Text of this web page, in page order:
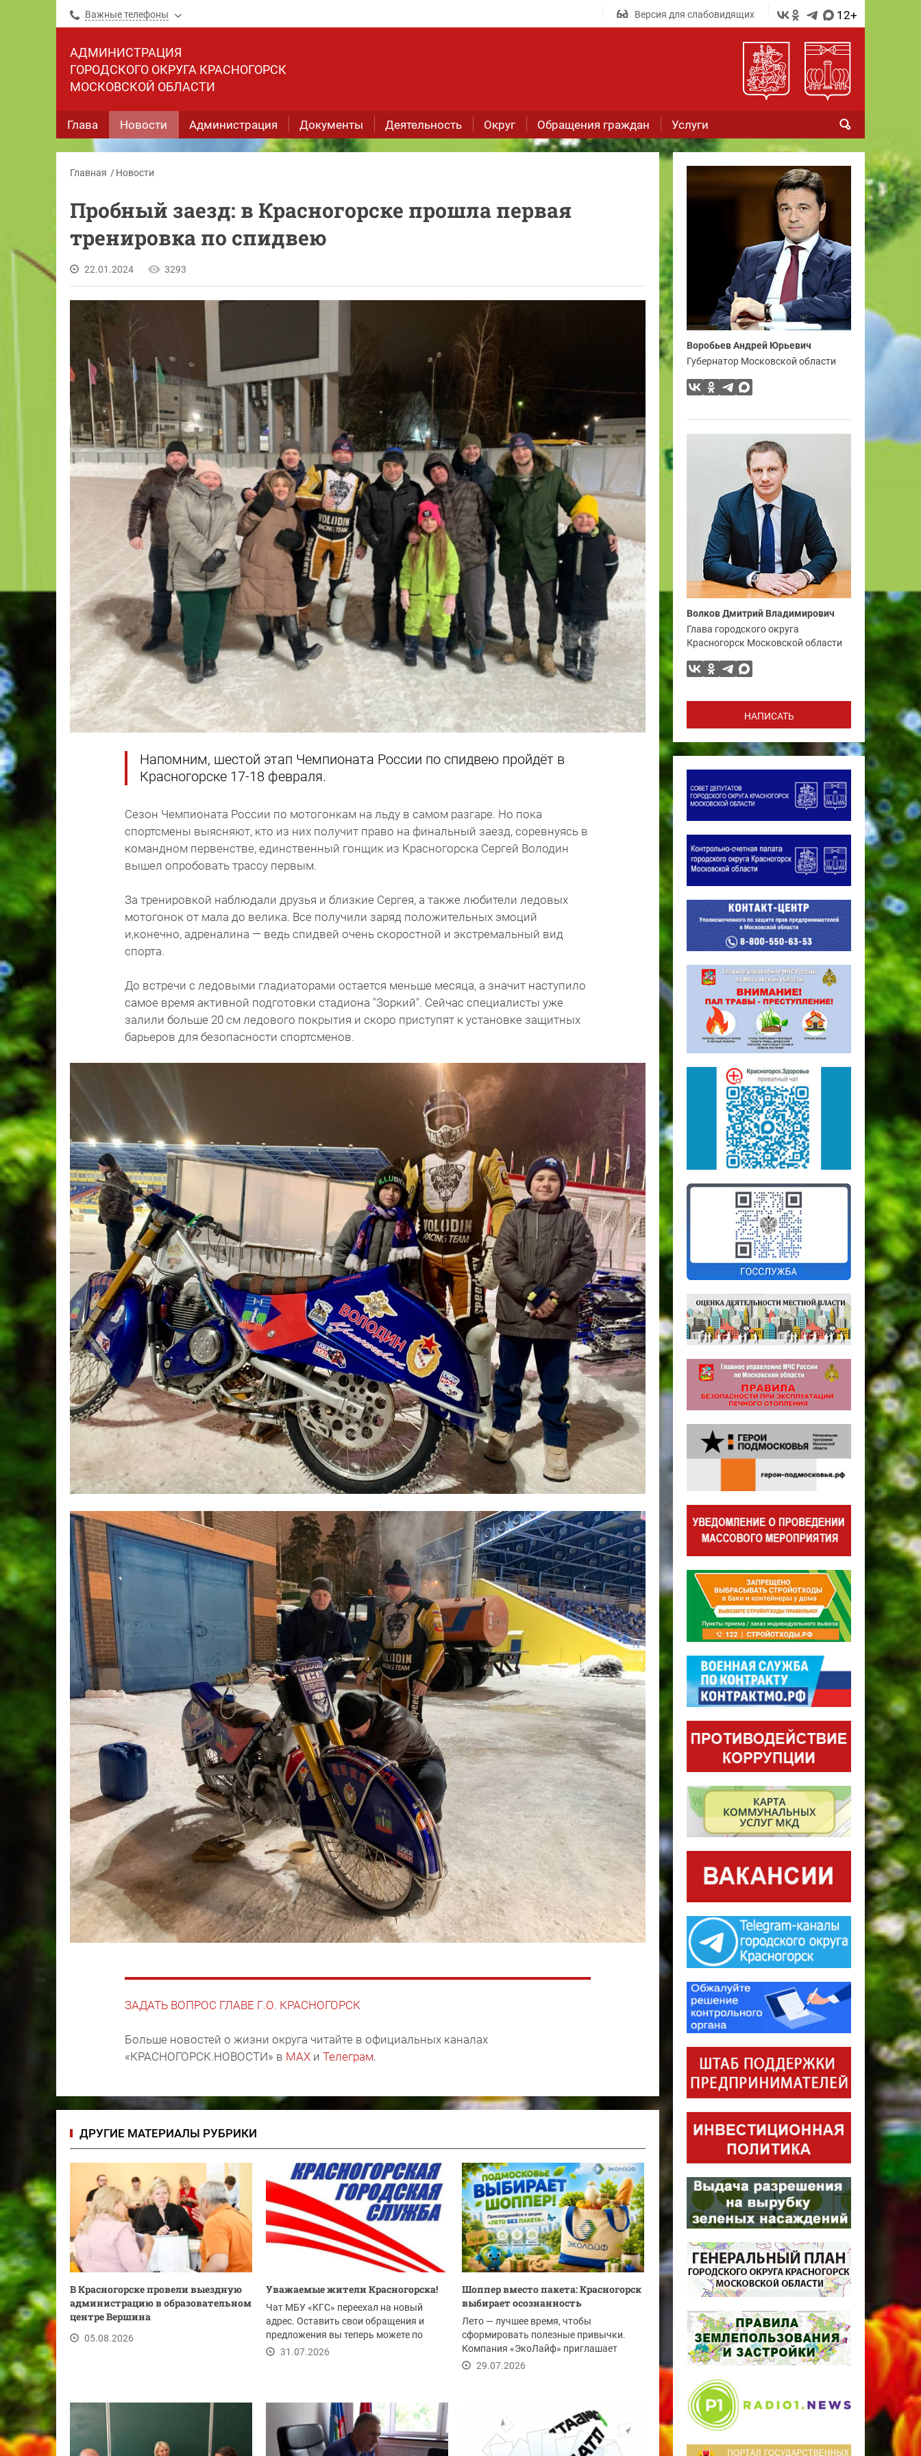
Важные телефоны Версия для слабовидящих 12+
АДМИНИСТРАЦИЯ
ГОРОДСКОГО ОКРУГА КРАСНОГОРСК
МОСКОВСКОЙ ОБЛАСТИ
Глава Новости Администрация Документы Деятельность Округ Обращения граждан Услуги
Главная Новости
Пробный заезд: в Красногорске прошла первая
тренировка по спидвею
22.01.2024 3293
Напомним, шестой этап Чемпионата России по спидвею пройдёт в
Красногорске 17-18 февраля.
Сезон Чемпионата России по мотогонкам на льду в самом разгаре. Но пока
спортсмены выясняют, кто из них получит право на финальный заезд, соревнуясь в
командном первенстве, единственный гонщик из Красногорска Сергей Володин
вышел опробовать трассу первым.
За тренировкой наблюдали друзья и близкие Сергея, а также любители ледовых
мотогонок от мала до велика. Все получили заряд положительных эмоций
и,конечно, адреналина — ведь спидвей очень скоростной и экстремальный вид
спорта.
До встречи с ледовыми гладиаторами остается меньше месяца, а значит наступило
самое время активной подготовки стадиона "Зоркий". Сейчас специалисты уже
залили больше 20 см ледового покрытия и скоро приступят к установке защитных
барьеров для безопасности спортсменов.
ЗАДАТЬ ВОПРОС ГЛАВЕ Г.О. КРАСНОГОРСК
Больше новостей о жизни округа читайте в официальных каналах
«КРАСНОГОРСК.НОВОСТИ» в MAX и Телеграм.
ДРУГИЕ МАТЕРИАЛЫ РУБРИКИ
В Красногорске провели выездную
администрацию в образовательном
центре Вершина
05.08.2026
Уважаемые жители Красногорска!
Чат МБУ «КГС» переехал на новый
адрес. Оставить свои обращения и
предложения вы теперь можете по
ссылке.
31.07.2026
Шоппер вместо пакета: Красногорск
выбирает осознанность
Лето — лучшее время, чтобы
сформировать полезные привычки.
Компания «ЭкоЛайф» приглашает
жителей Красногорска и всего...
29.07.2026
Воробьев Андрей Юрьевич
Губернатор Московской области
Волков Дмитрий Владимирович
Глава городского округа
Красногорск Московской области
НАПИСАТЬ